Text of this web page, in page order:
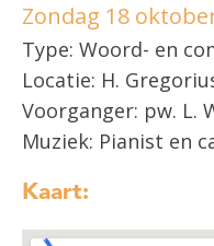
Zondag 18
Type: Woord- en
Locatie: H.
Voorganger: pw. L.
Muziek: Pianist en
Kaart: